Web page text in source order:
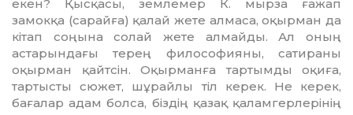
екен? Қыс­қасы, землемер К. мырза ға­жап
замокқа (сарайға) қалай жете алмаса, оқырман да
кітап соңына солай жете алмайды. Ал оның
астарындағы терең филосо­фияны, сатираны
оқырман қайтсін. Оқыр­манға тартымды оқиға,
тартысты сюжет, шұрайлы тіл керек. Не ке­рек,
бағалар адам болса, біздің қазақ қаламгерлерінің